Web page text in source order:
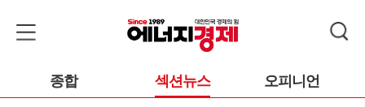
종합 섹션뉴스 오피니언